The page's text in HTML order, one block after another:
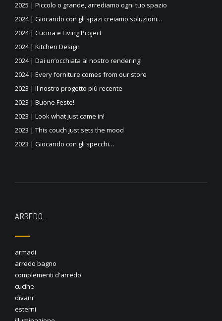
2025 | Piccolo o grande, arrediamo ogni tuo spazio
2024 | Giocando con gli spazi creiamo soluzioni…
2024 | Cucina e Living Project
2024 | Kitchen Design
2024 | Dai un’occhiata al nostro rendering!
2024 | Every forniture comes from our store
2023 | Il nostro progetto più recente
2023 | Buone Feste!
2023 | Look what just came in!
2023 | This couch just sets the mood
2023 | Giocando con gli specchi…
ARREDO…
armadi
arredo bagno
complementi d'arredo
cucine
divani
esterni